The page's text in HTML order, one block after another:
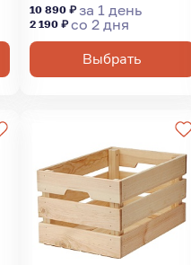
10 890 ₽ за 1 день
2 190 ₽со 2 дня
Выбрать